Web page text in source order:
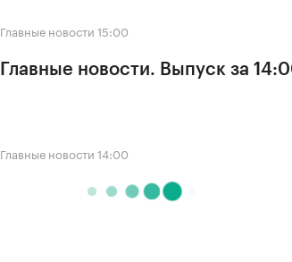
Главные новости 15:00
Главные новости. Выпуск за
Главные новости 14:00